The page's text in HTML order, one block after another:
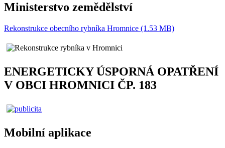
Ministerstvo zemědělství
Rekonstrukce obecního rybníka Hromnice (1.53 MB)
ENERGETICKY ÚSPORNÁ OPATŘENÍ
V OBCI HROMNICI ČP. 183
Mobilní aplikace